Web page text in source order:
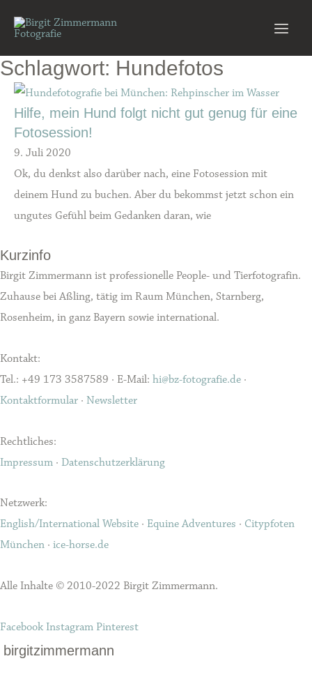
Inhalt
Schlagwort: Hundefotos
Hilfe, mein Hund folgt nicht gut genug für eine
Fotosession!
9. Juli 2020
Ok, du denkst also darüber nach, eine Fotosession mit
deinem Hund zu buchen. Aber du bekommst jetzt schon ein
ungutes Gefühl beim Gedanken daran, wie
Kurzinfo
Birgit Zimmermann ist professionelle People- und Tierfotografin.
Zuhause bei Aßling, tätig im Raum München, Starnberg,
Rosenheim, in ganz Bayern sowie international.
Kontakt:
Tel.: +49 173 3587589 · E-Mail: hi@bz-fotografie.de ·
Kontaktformular · Newsletter
Rechtliches:
Impressum · Datenschutzerklärung
Netzwerk:
English/International Website · Equine Adventures · Citypfoten
München · ice-horse.de
Alle Inhalte © 2010-2022 Birgit Zimmermann.
Facebook Instagram Pinterest
birgitzimmermann